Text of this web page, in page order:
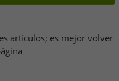
artículos; es mejor volver